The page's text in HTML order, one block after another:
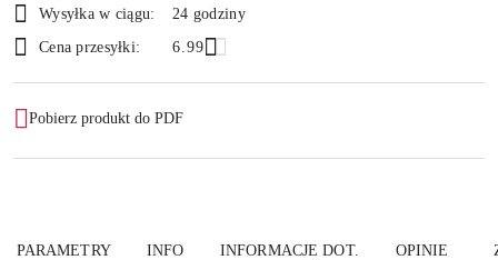
Wysyłka w ciągu:
24 godziny
Cena przesyłki:
6.99
Pobierz produkt do PDF
PARAMETRY INFO
INFORMACJE DOT.
OPINIE